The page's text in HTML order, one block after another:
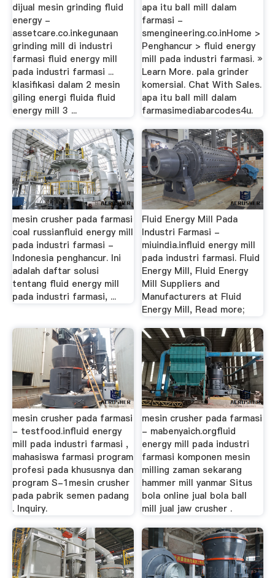
dijual mesin grinding fluid
energy -
assetcare.co.inkegunaan
grinding mill di industri
farmasi fluid energy mill
pada industri farmasi ...
klasifikasi dalam 2 mesin
giling energi fluida fluid
energy mill 3 ...
apa itu ball mill dalam
farmasi -
smengineering.co.inHome >
Penghancur > fluid energy
mill pada industri farmasi. »
Learn More. pala grinder
komersial. Chat With Sales.
apa itu ball mill dalam
farmasimediabarcodes4u.
mesin crusher pada farmasi
coal russianfluid energy mill
pada industri farmasi -
Indonesia penghancur. Ini
adalah daftar solusi
tentang fluid energy mill
pada industri farmasi, ...
Fluid Energy Mill Pada
Industri Farmasi -
miuindia.influid energy mill
pada industri farmasi. Fluid
Energy Mill, Fluid Energy
Mill Suppliers and
Manufacturers at Fluid
Energy Mill, Read more;
mesin crusher pada farmasi
- testfood.influid energy
mill pada industri farmasi ,
mahasiswa farmasi program
profesi pada khususnya dan
program S-1mesin crusher
pada pabrik semen padang
. Inquiry.
mesin crusher pada farmasi
- mabenyaich.orgfluid
energy mill pada industri
farmasi komponen mesin
milling zaman sekarang
hammer mill yanmar Situs
bola online jual bola ball
mill jual jaw crusher .